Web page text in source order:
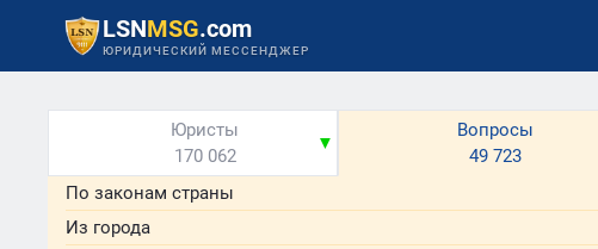
LSNMSG.com
ЮРИДИЧЕСКИЙ МЕССЕНДЖЕР
Юристы
170 062
▼
Вопросы
49 723
По законам страны
Из города